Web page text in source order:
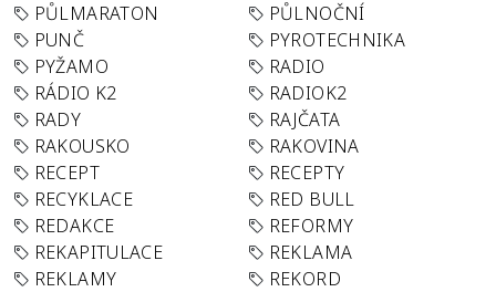
PŮLMARATON
PŮLNOČNÍ
PUNČ
PYROTECHNIKA
PYŽAMO
RADIO
RÁDIO K2
RADIOK2
RADY
RAJČATA
RAKOUSKO
RAKOVINA
RECEPT
RECEPTY
RECYKLACE
RED BULL
REDAKCE
REFORMY
REKAPITULACE
REKLAMA
REKLAMY
REKORD